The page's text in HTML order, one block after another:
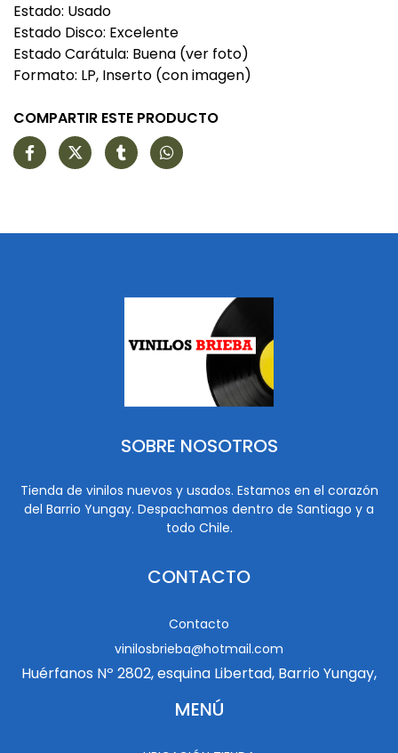
Estado: Usado
Estado Disco: Excelente
Estado Carátula: Buena (ver foto)
Formato: LP, Inserto (con imagen)
COMPARTIR ESTE PRODUCTO
SOBRE NOSOTROS
Tienda de vinilos nuevos y usados. Estamos en el corazón
del Barrio Yungay. Despachamos dentro de Santiago y a
todo Chile.
CONTACTO
Contacto
vinilosbrieba@hotmail.com
Huérfanos Nº 2802, esquina Libertad, Barrio Yungay,
MENÚ